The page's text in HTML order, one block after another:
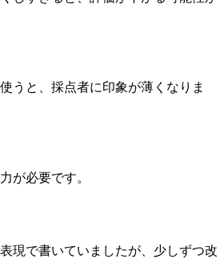
うと、採点者に印象が薄くなりま
が必要です。
現で書いていましたが、少しずつ改